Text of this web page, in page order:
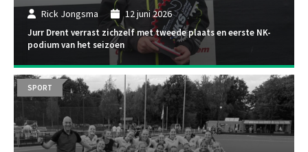
Rick Jongsma 12 juni 2026
Jurr Drent verrast zichzelf met tweede plaats en eerste NK-
podium van het seizoen
SPORT